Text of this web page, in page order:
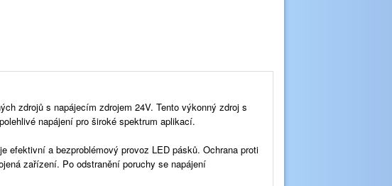
zdrojů s napájecím zdrojem 24V. Tento výkonný zdroj s
napájení pro široké spektrum aplikací.
efektivní a bezproblémový provoz LED pásků. Ochrana proti
zařízení. Po odstranění poruchy se napájení